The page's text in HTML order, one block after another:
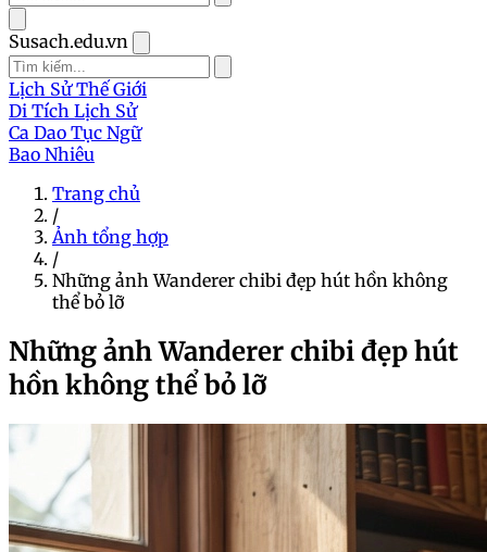
Susach.edu.vn
Lịch Sử Thế Giới
Di Tích Lịch Sử
Ca Dao Tục Ngữ
Bao Nhiêu
Trang chủ
/
Ảnh tổng hợp
/
Những ảnh Wanderer chibi đẹp hút hồn không
thể bỏ lỡ
Những ảnh Wanderer chibi đẹp hút
hồn không thể bỏ lỡ